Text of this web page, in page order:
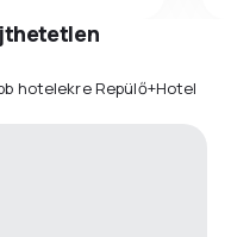
hotelekre Repülő+Hotel